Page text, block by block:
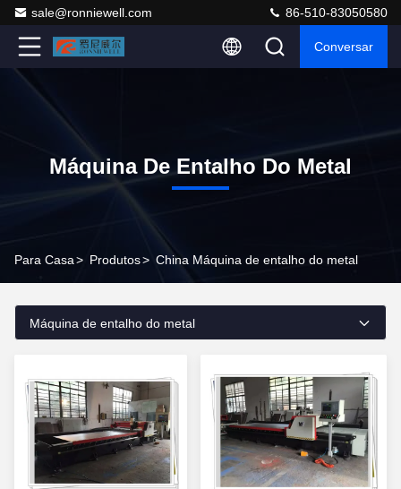
sale@ronniewell.com 86-510-83050580
Conversar
Máquina De Entalho Do Metal
Para Casa> Produtos> China Máquina de entalho do metal
Máquina de entalho do metal